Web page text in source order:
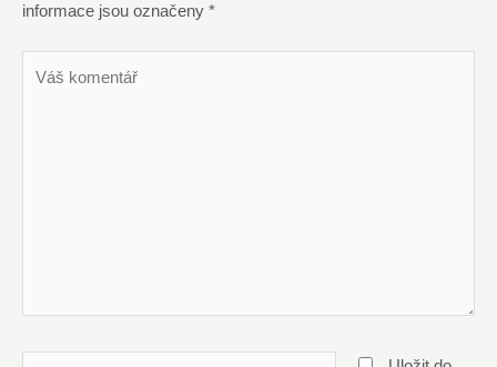
informace jsou označeny *